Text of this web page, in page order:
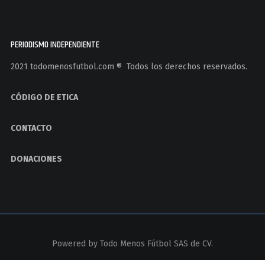
PERIODISMO INDEPENDIENTE
2021 todomenosfutbol.com ®️ Todos los derechos reservados.
CÓDIGO DE ETICA
CONTACTO
DONACIONES
Powered by Todo Menos Fútbol SAS de CV.